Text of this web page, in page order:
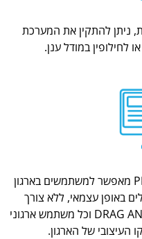
ניתן להתקין את המערכת
לחילופין במודל ענן.
ה- Designer של מערכת PB Digital מאפשר למשתמשים בארגון
באופן עצמאי, ללא צורך
בפיתוח. המערכת עובדת ב DRAG AND DROP וכל משתמש ארגוני
העיצובי של הארגון.